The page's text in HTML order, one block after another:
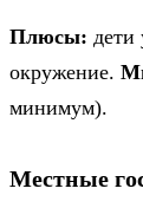
Плюсы: дети
окружение.
минимум).
Местные